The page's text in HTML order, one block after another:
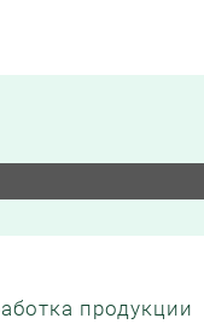
продукции